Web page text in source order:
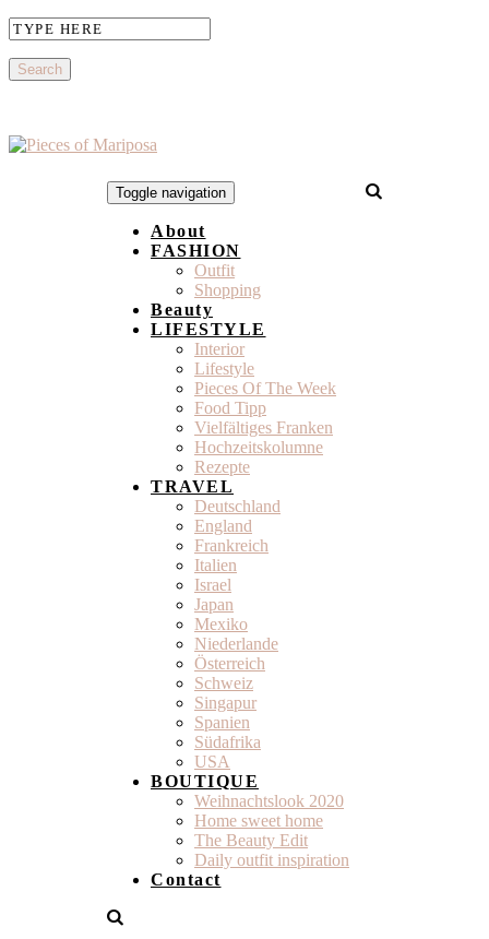
Toggle navigation
About
FASHION
Outfit
Shopping
Beauty
LIFESTYLE
Interior
Lifestyle
Pieces Of The Week
Food Tipp
Vielfältiges Franken
Hochzeitskolumne
Rezepte
TRAVEL
Deutschland
England
Frankreich
Italien
Israel
Japan
Mexiko
Niederlande
Österreich
Schweiz
Singapur
Spanien
Südafrika
USA
BOUTIQUE
Weihnachtslook 2020
Home sweet home
The Beauty Edit
Daily outfit inspiration
Contact